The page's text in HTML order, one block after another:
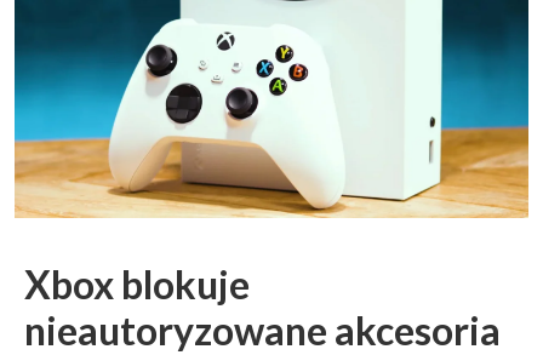
Xbox blokuje
nieautoryzowane akcesoria